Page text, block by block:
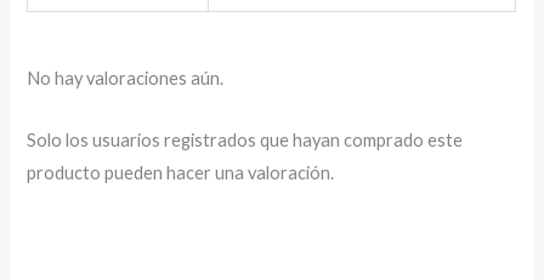
No hay valoraciones aún.
Solo los usuarios registrados que hayan comprado este
producto pueden hacer una valoración.